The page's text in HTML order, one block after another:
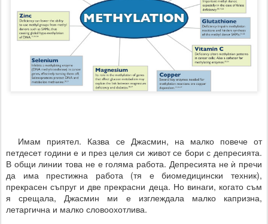
Имам приятел. Казва се Джасмин, на малко повече от
петдесет години е и през целия си живот се бори с депресията.
В общи линии това не е голяма работа. Депресията не ѝ пречи
да има престижна работа (тя е биомедицински техник),
прекрасен съпруг и две прекрасни деца. Но винаги, когато съм
я срещала, Джасмин ми е изглеждала малко капризна,
летаргична и малко словоохотлива.